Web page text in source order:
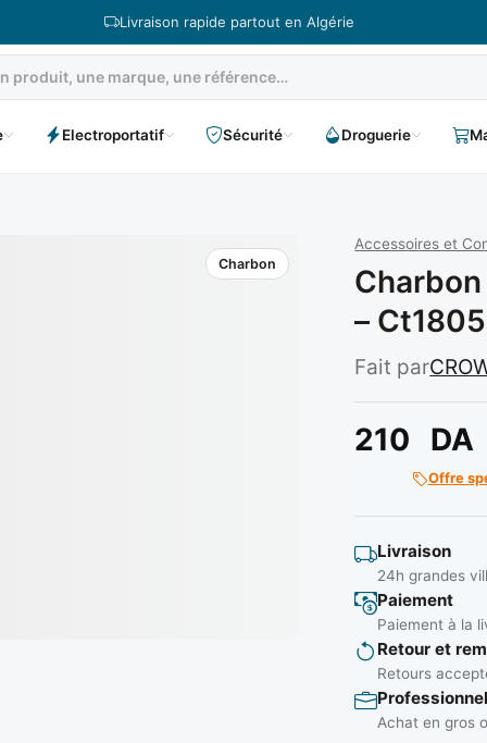
Livraison rapide partout en Algérie
Electroportatif Sécurité Droguerie
Charbon
Accessoires et
–
Fait par
210 DA
Offre
Livraison
24h grandes
Paiement
Paiement à la
Retour et
Retours
Achat en gros